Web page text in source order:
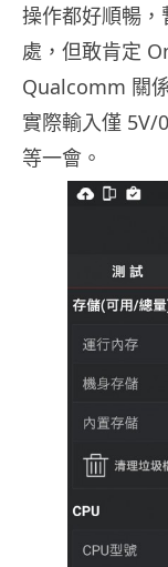
操作都好順暢
處，但敢肯定
Qualcomm 關
實際輸入僅 5V/
等一會。